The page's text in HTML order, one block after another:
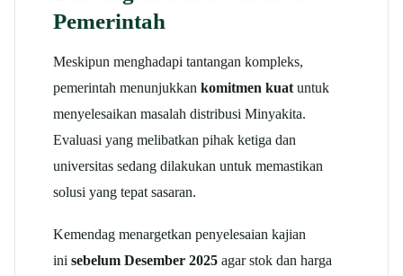
Pemerintah
Meskipun menghadapi tantangan kompleks,
pemerintah menunjukkan komitmen kuat untuk
menyelesaikan masalah distribusi Minyakita.
Evaluasi yang melibatkan pihak ketiga dan
universitas sedang dilakukan untuk memastikan
solusi yang tepat sasaran.
Kemendag menargetkan penyelesaian kajian
ini sebelum Desember 2025 agar stok dan harga